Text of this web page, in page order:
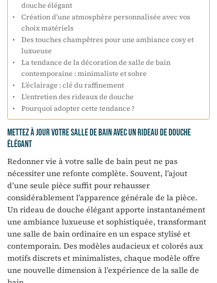
douche élégant
Création d’une atmosphère personnalisée avec vos
choix matériels
Des touches champêtres pour une ambiance cosy et
luxueuse
La tendance de la décoration de salle de bain
contemporaine : minimaliste et sobre
L’éclairage : clé du raffinement
L’entretien des rideaux de douche
Pourquoi adopter cette tendance ?
Mettez à jour votre salle de bain avec un rideau de douche
élégant
Redonner vie à votre salle de bain peut ne pas
nécessiter une refonte complète. Souvent, l’ajout
d’une seule pièce suffit pour rehausser
considérablement l’apparence générale de la pièce.
Un rideau de douche élégant apporte instantanément
une ambiance luxueuse et sophistiquée, transformant
une salle de bain ordinaire en un espace stylisé et
contemporain. Des modèles audacieux et colorés aux
motifs discrets et minimalistes, chaque modèle offre
une nouvelle dimension à l’expérience de la salle de